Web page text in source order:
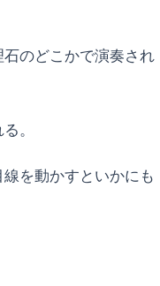
のどこかで演奏され
。
を動かすといかにも